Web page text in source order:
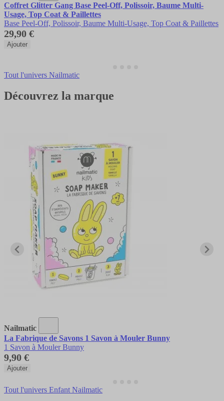
Coffret Glitter Gang Base Peel-Off, Polissoir, Baume Multi-
Usage, Top Coat & Paillettes
Base Peel-Off, Polissoir, Baume Multi-Usage, Top Coat & Paillettes
29,90 €
Ajouter
Tout l'univers Nailmatic
Découvrez la marque
Nailmatic
La Fabrique de Savons 1 Savon à Mouler Bunny
1 Savon à Mouler Bunny
9,90 €
Ajouter
Tout l'univers Enfant Nailmatic